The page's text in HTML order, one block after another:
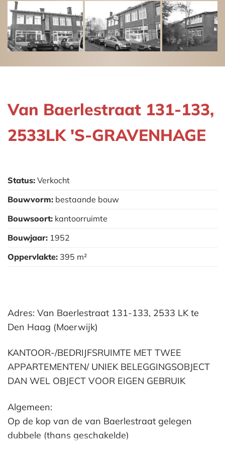
Van Baerlestraat 131-133,
2533LK 'S-GRAVENHAGE
Status: Verkocht
Bouwvorm: bestaande bouw
Bouwsoort: kantoorruimte
Bouwjaar: 1952
Oppervlakte: 395 m²
Adres: Van Baerlestraat 131-133, 2533 LK te
Den Haag (Moerwijk)
KANTOOR-/BEDRIJFSRUIMTE MET TWEE
APPARTEMENTEN/ UNIEK BELEGGINGSOBJECT
DAN WEL OBJECT VOOR EIGEN GEBRUIK
Algemeen:
Op de kop van de van Baerlestraat gelegen
dubbele (thans geschakelde)